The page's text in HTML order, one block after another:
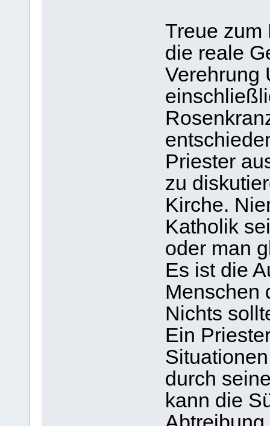
Treue zum
die reale
Verehrung
Priester
zu
Kirche.
Katholik
oder man
Es ist die
Menschen
Nichts
Ein
durch
kann die